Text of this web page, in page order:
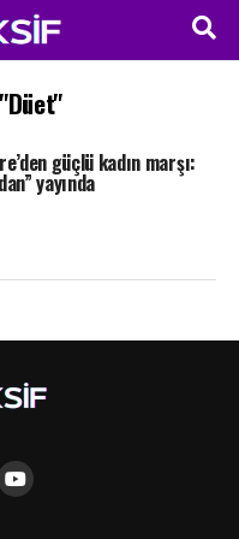
güçlü kadın marşı:
yayında